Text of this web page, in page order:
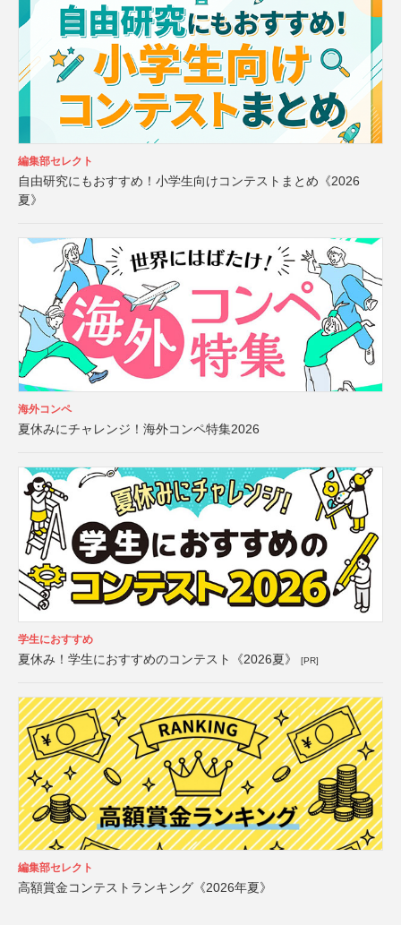
編集部セレクト
自由研究にもおすすめ！小学生向けコンテストまとめ《2026
夏》
海外コンペ
夏休みにチャレンジ！海外コンペ特集2026
学生におすすめ
夏休み！学生におすすめのコンテスト《2026夏》 [PR]
編集部セレクト
高額賞金コンテストランキング《2026年夏》